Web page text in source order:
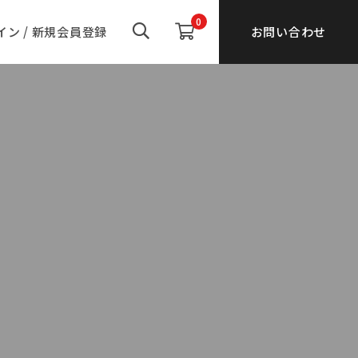
ン / 新規会員登録
0
お問い合わせ